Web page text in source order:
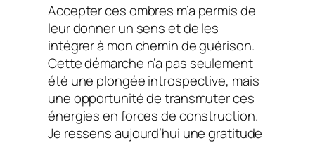
Accepter ces ombres m’a permis de
leur donner un sens et de les
intégrer à mon chemin de guérison.
Cette démarche n’a pas seulement
été une plongée introspective, mais
une opportunité de transmuter ces
énergies en forces de construction.
Je ressens aujourd’hui une gratitude